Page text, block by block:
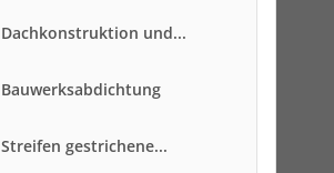
Dachkonstruktion und...
Bauwerksabdichtung
Streifen gestrichene...